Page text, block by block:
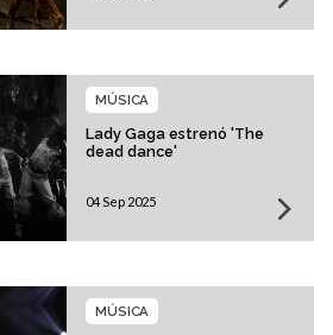
Lady Gaga estrenó 'The
dead dance'
MÚSICA
04 Sep 2025
MÚSICA